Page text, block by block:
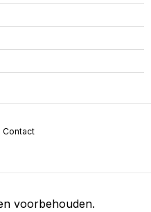
Contact
voorbehouden.